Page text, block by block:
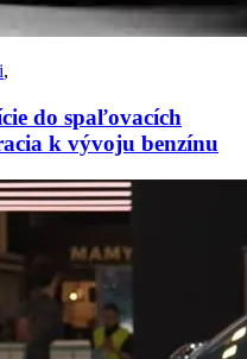
,
do spaľovacích
k vývoju benzínu